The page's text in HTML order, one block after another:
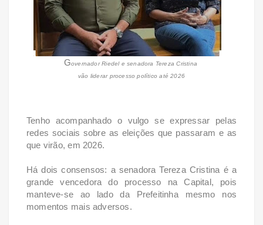
Governador Riedel e senadora Tereza Cristina
vão liderar processo político até 2026
Tenho acompanhado o vulgo se expressar pelas
redes sociais sobre as eleições que passaram e as
que virão, em 2026.
Há dois consensos: a senadora Tereza Cristina é a
grande vencedora do processo na Capital, pois
manteve-se ao lado da Prefeitinha mesmo nos
momentos mais adversos.